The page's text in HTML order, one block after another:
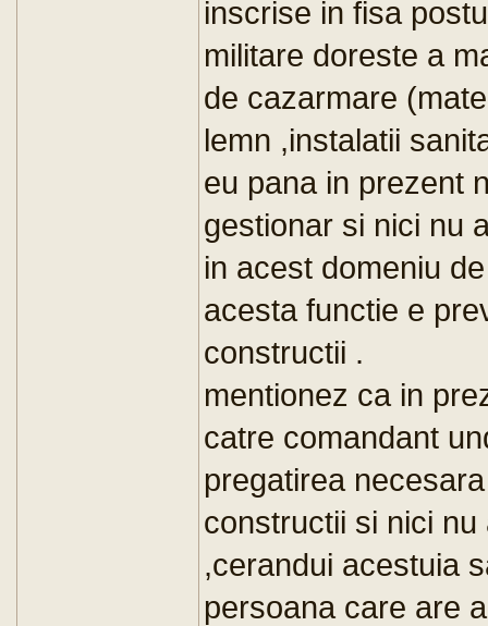
inscrise in fisa
militare doreste a
de cazarmare
lemn ,instalatii
eu pana in prezent
gestionar si nici nu
in acest domeniu
acesta functie e
constructii .
mentionez ca in
catre comandant
pregatirea
constructii si nici
,cerandui acestuia
persoana care are